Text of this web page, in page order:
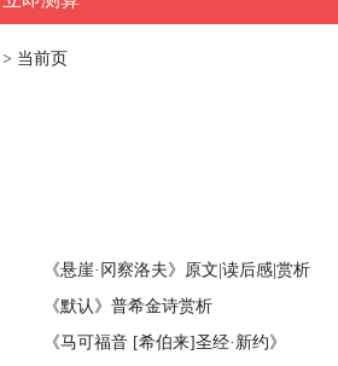
> 当前页
《悬崖·冈察洛夫》原文|读后感|赏析
《默认》普希金诗赏析
《马可福音 [希伯来]圣经·新约》